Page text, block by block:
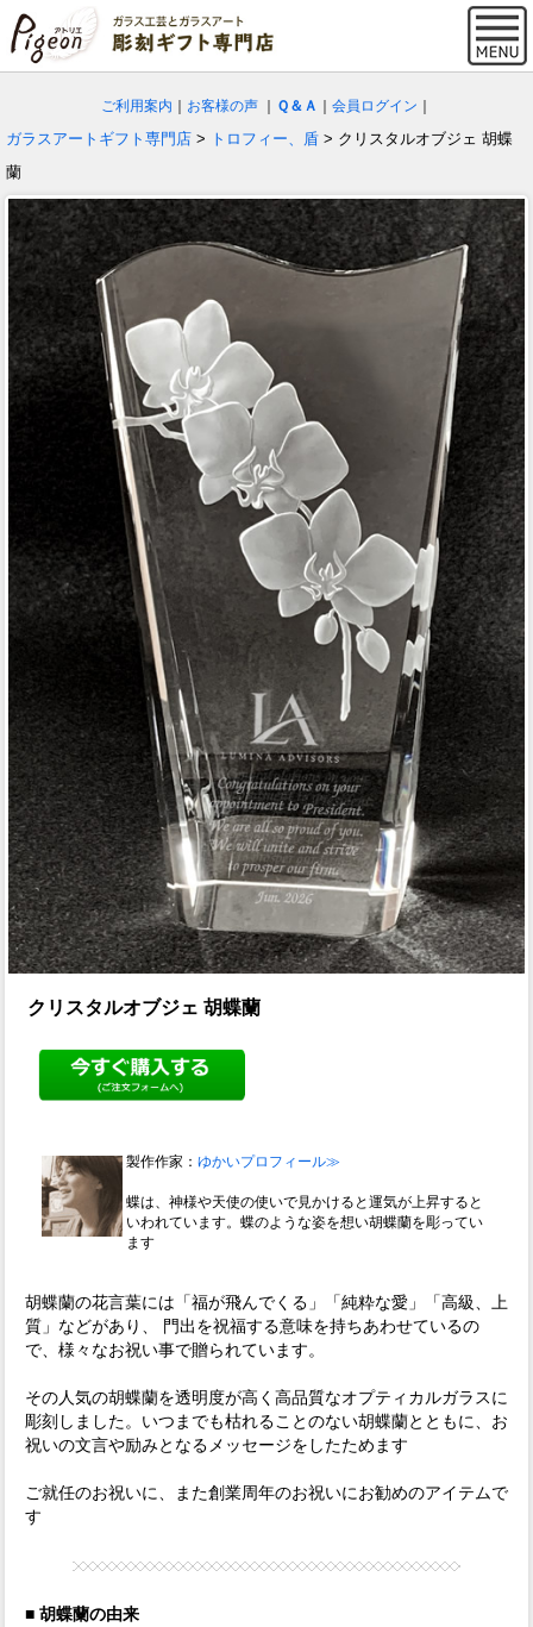
ご利用案内 お客様の声 Ｑ＆Ａ 会員ログイン
ガラスアートギフト専門店 > トロフィー、盾 > クリスタルオブジェ 胡蝶
蘭
クリスタルオブジェ 胡蝶蘭
製作作家：ゆかいプロフィール≫
蝶は、神様や天使の使いで見かけると運気が上昇すると
いわれています。蝶のような姿を想い胡蝶蘭を彫ってい
ます
胡蝶蘭の花言葉には「福が飛んでくる」「純粋な愛」「高級、上
質」などがあり、 門出を祝福する意味を持ちあわせているの
で、様々なお祝い事で贈られています。
その人気の胡蝶蘭を透明度が高く高品質なオプティカルガラスに
彫刻しました。いつまでも枯れることのない胡蝶蘭とともに、お
祝いの文言や励みとなるメッセージをしたためます
ご就任のお祝いに、また創業周年のお祝いにお勧めのアイテムで
す
■ 胡蝶蘭の由来